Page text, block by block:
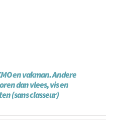
en vakman. Andere
dan vlees, vis en
(sans classeur)